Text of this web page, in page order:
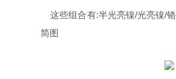
这些组合有:半光亮镍/光亮镍/铬
简图